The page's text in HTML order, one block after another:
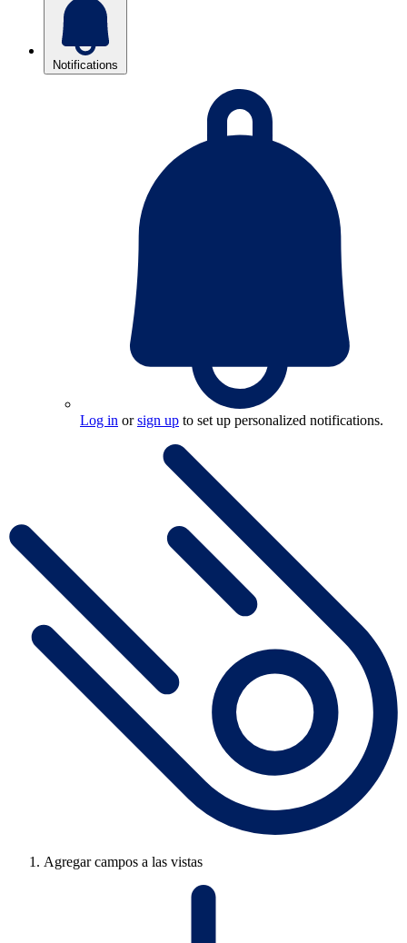
Notifications
Log in orsign up to set up personalized notifications.
Agregar campos a las vistas